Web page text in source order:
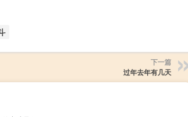
下一篇
过年去年有几天